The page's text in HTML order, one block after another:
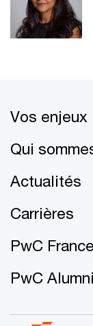
Vos enjeux
Qui
Actualités
Carrières
PwC France
PwC Alumni